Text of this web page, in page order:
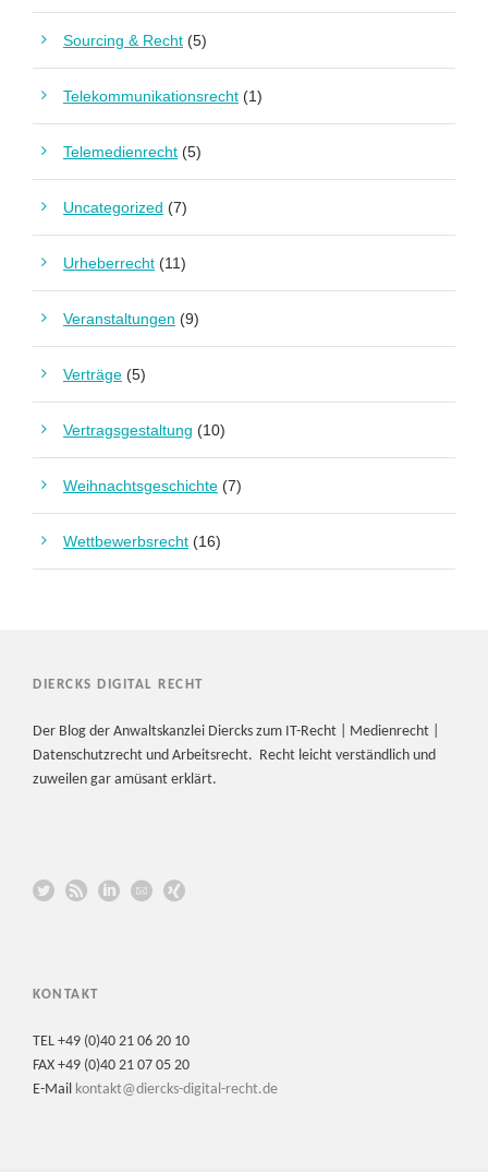
Sourcing & Recht (5)
Telekommunikationsrecht (1)
Telemedienrecht (5)
Uncategorized (7)
Urheberrecht (11)
Veranstaltungen (9)
Verträge (5)
Vertragsgestaltung (10)
Weihnachtsgeschichte (7)
Wettbewerbsrecht (16)
DIERCKS DIGITAL RECHT
Der Blog der Anwaltskanzlei Diercks zum IT-Recht | Medienrecht |
Datenschutzrecht und Arbeitsrecht. Recht leicht verständlich und
zuweilen gar amüsant erklärt.
KONTAKT
TEL +49 (0)40 21 06 20 10
FAX +49 (0)40 21 07 05 20
E-Mail kontakt@diercks-digital-recht.de